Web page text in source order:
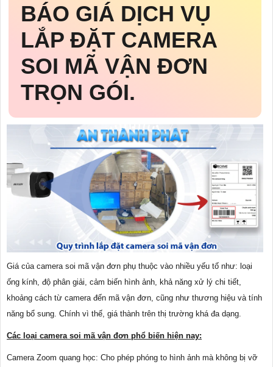
BÁO GIÁ DỊCH VỤ
LẮP ĐẶT CAMERA
SOI MÃ VẬN ĐƠN
TRỌN GÓI.
Giá của camera soi mã vận đơn phụ thuộc vào nhiều yếu tố như: loại
ống kính, độ phân giải, cảm biến hình ảnh, khả năng xử lý chi tiết,
khoảng cách từ camera đến mã vận đơn, cũng như thương hiệu và tính
năng bổ sung. Chính vì thế, giá thành trên thị trường khá đa dạng.
Các loại camera soi mã vận đơn phổ biến hiện nay:
Camera Zoom quang học: Cho phép phóng to hình ảnh mà không bị vỡ